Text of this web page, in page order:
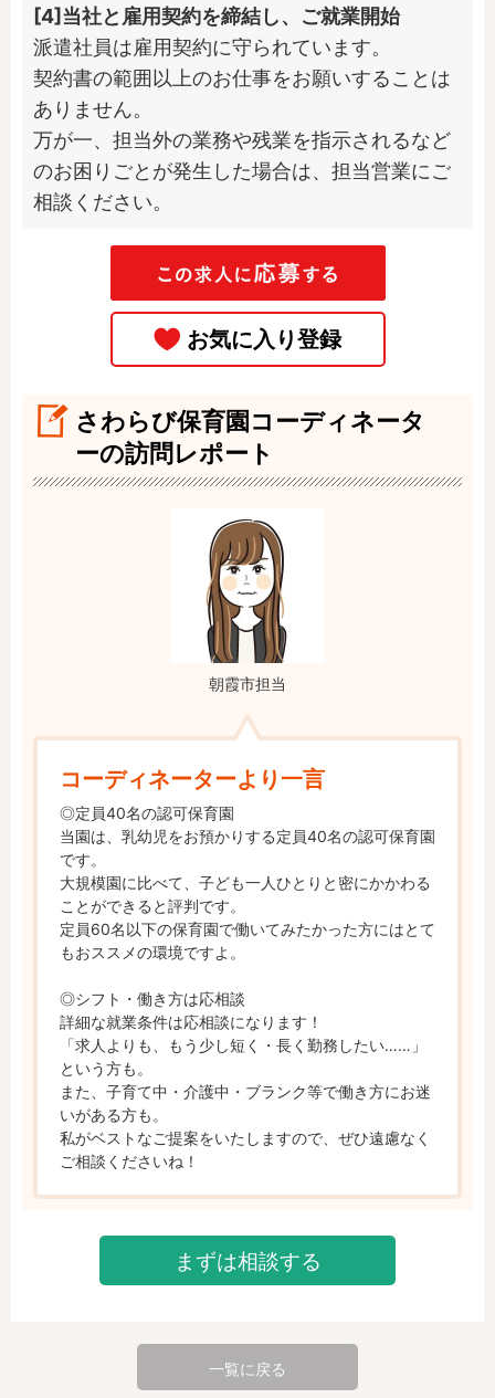
[4]当社と雇用契約を締結し、ご就業開始
派遣社員は雇用契約に守られています。
契約書の範囲以上のお仕事をお願いすることは
ありません。
万が一、担当外の業務や残業を指示されるなど
のお困りごとが発生した場合は、担当営業にご
相談ください。
さわらび保育園コーディネータ
ーの訪問レポート
朝霞市担当
コーディネーターより一言
◎定員40名の認可保育園
当園は、乳幼児をお預かりする定員40名の認可保育園
です。
大規模園に比べて、子ども一人ひとりと密にかかわる
ことができると評判です。
定員60名以下の保育園で働いてみたかった方にはとて
もおススメの環境ですよ。
◎シフト・働き方は応相談
詳細な就業条件は応相談になります！
「求人よりも、もう少し短く・長く勤務したい……」
という方も。
また、子育て中・介護中・ブランク等で働き方にお迷
いがある方も。
私がベストなご提案をいたしますので、ぜひ遠慮なく
ご相談くださいね！
まずは相談する
一覧に戻る